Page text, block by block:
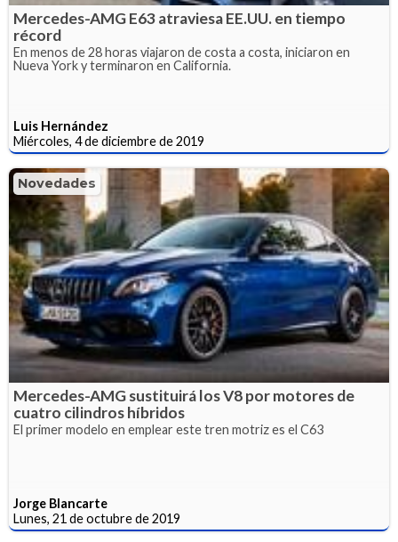
Mercedes-AMG E63 atraviesa EE.UU. en tiempo
récord
En menos de 28 horas viajaron de costa a costa, iniciaron en
Nueva York y terminaron en California.
Luis Hernández
Miércoles, 4 de diciembre de 2019
Novedades
Mercedes-AMG sustituirá los V8 por motores de
cuatro cilindros híbridos
El primer modelo en emplear este tren motriz es el C63
Jorge Blancarte
Lunes, 21 de octubre de 2019